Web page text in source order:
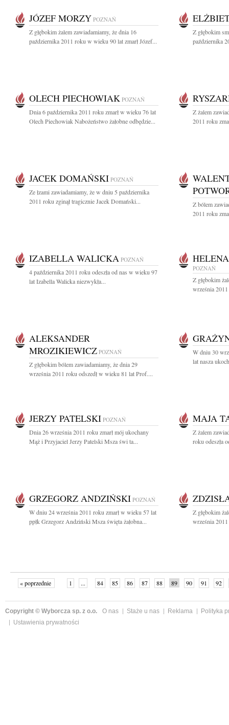
JÓZEF MORZY POZNAŃ
Z głębokim żalem zawiadamiamy, że dnia 16
października 2011 roku w wieku 90 lat zmarł Józef...
Z głębokim
października
OLECH PIECHOWIAK POZNAŃ
Dnia 6 października 2011 roku zmarł w wieku 76 lat
Olech Piechowiak Nabożeństwo żałobne odbędzie...
Z żalem
2011 roku
JACEK DOMAŃSKI POZNAŃ
Ze łzami zawiadamiamy, że w dniu 5 października
2011 roku zginął tragicznie Jacek Domański...
Z bólem
2011 roku
IZABELLA WALICKA POZNAŃ
4 października 2011 roku odeszła od nas w wieku 97
lat Izabella Walicka niezwykła...
POZNAŃ
Z głębokim
września
ALEKSANDER
MROZIKIEWICZ POZNAŃ
Z głębokim bólem zawiadamiamy, że dnia 29
września 2011 roku odszedł w wieku 81 lat Prof....
W dniu 30
lat nasza
JERZY PATELSKI POZNAŃ
Dnia 26 września 2011 roku zmarł mój ukochany
Mąż i Przyjaciel Jerzy Patelski Msza świ ta...
MAJA
Z żalem
roku odeszła
GRZEGORZ ANDZIŃSKI POZNAŃ
W dniu 24 września 2011 roku zmarł w wieku 57 lat
ppłk Grzegorz Andziński Msza święta żałobna...
Z głębokim
września
« poprzednie 1 ... 84 85 86 87 88 89 90 91
92
Copyright © Wyborcza sp. z o.o. O nas Staże u nas Reklama
Polityka
Ustawienia prywatności